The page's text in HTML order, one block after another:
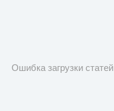
Ошибка загрузки статей